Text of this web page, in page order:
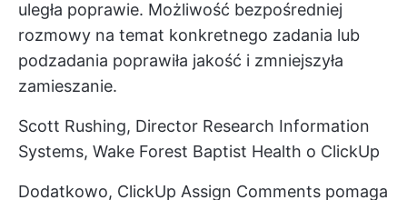
uległa poprawie. Możliwość bezpośredniej
rozmowy na temat konkretnego zadania lub
podzadania poprawiła jakość i zmniejszyła
zamieszanie.
Scott Rushing, Director Research Information
Systems, Wake Forest Baptist Health o ClickUp
Dodatkowo, ClickUp Assign Comments pomaga